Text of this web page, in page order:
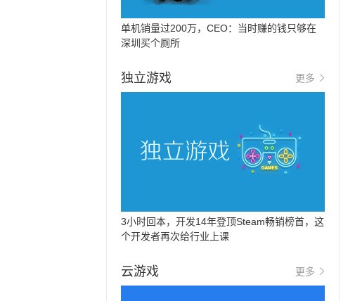
单机销量过200万，CEO：当时赚的钱只够在
深圳买个厕所
独立游戏 更多
3小时回本，开发14年登顶Steam畅销榜首，这
个开发者再次给行业上课
云游戏 更多